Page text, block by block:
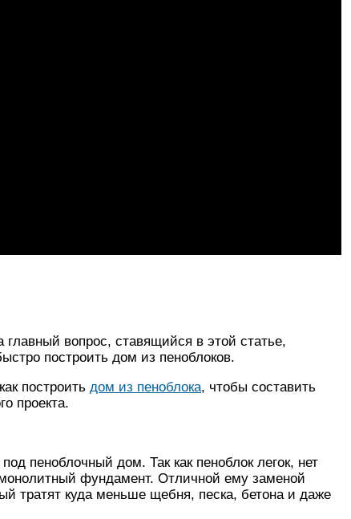
главный вопрос, ставящийся в этой статье,
построить дом из пеноблоков.
построить дом из пеноблока, чтобы составить
проекта.
пеноблочный дом. Так как пеноблок легок, нет
фундамент. Отличной ему заменой
тратят куда меньше щебня, песка, бетона и даже